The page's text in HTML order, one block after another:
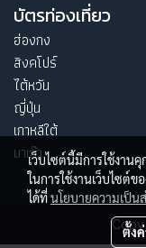
บัตรท่องเที่ยว
ฮ่องกง
สิงคโปร์
ไต้หวัน
ญี่ปุ่น
เกาหลีใต้
มาเก๊า
Copy
เว็บไซต์นี้มีการใช้งาน
ในการใช้งานเว็บไซต์
ได้ที่นโยบายความเป็น
ตั้ง